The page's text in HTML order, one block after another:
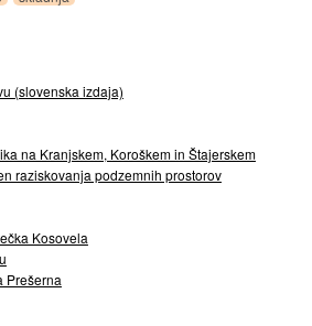
(slovenska izdaja)
na Kranjskem, Koroškem in Štajerskem
raziskovanja podzemnih prostorov
Kosovela
Prešerna